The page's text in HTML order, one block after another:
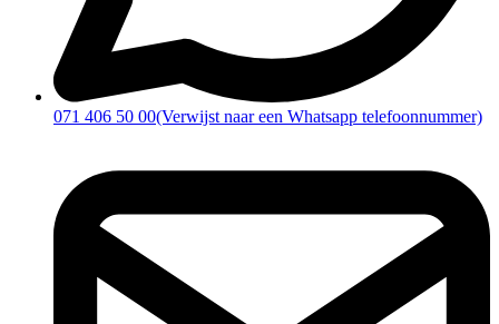
071 406 50 00(Verwijst naar een Whatsapp telefoonnummer)